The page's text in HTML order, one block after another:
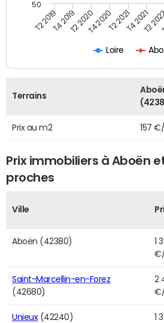
Loire
T2 2019T4 2019T2 2020T4 2020T2 2021T4 2021
T2
50
Terrains
Prix au m2 157
Prix immobiliers à Aboën
proches
Ville
Aboën (42380)
1
Saint-Marcellin-en-Forez
(42680)
2
Unieux(42240) 1